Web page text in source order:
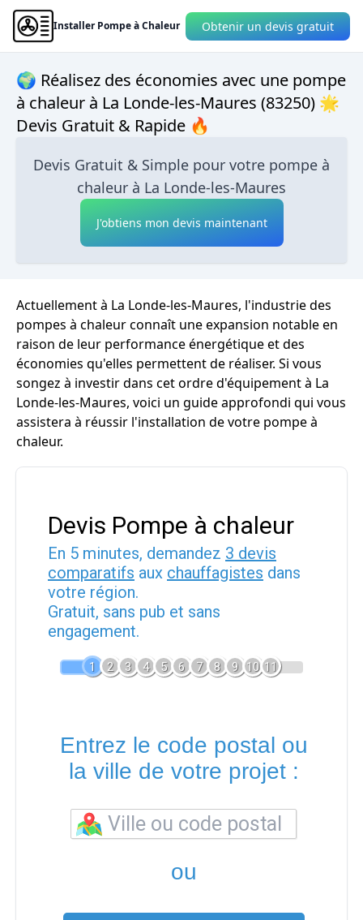
Installer Pompe à Chaleur Obtenir un devis gratuit
🌍 Réalisez des économies avec une pompe
à chaleur à La Londe-les-Maures (83250) 🌟
Devis Gratuit & Rapide 🔥
Devis Gratuit & Simple pour votre pompe à
chaleur à La Londe-les-Maures
J'obtiens mon devis maintenant
Actuellement à La Londe-les-Maures, l'industrie des
pompes à chaleur connaît une expansion notable en
raison de leur performance énergétique et des
économies qu'elles permettent de réaliser. Si vous
songez à investir dans cet ordre d'équipement à La
Londe-les-Maures, voici un guide approfondi qui vous
assistera à réussir l'installation de votre pompe à
chaleur.
Devis Pompe à chaleur
En 5 minutes, demandez 3 devis
comparatifs aux chauffagistes dans
votre région.
Gratuit, sans pub et sans
engagement.
1 2 3 4 5 6 7 8 9 10 11
Entrez le code postal ou
la ville de votre projet :
ou